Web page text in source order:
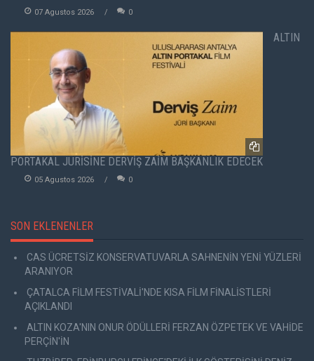
07 Agustos 2026 0
ALTIN
PORTAKAL JÜRİSİNE DERVİŞ ZAİM BAŞKANLIK EDECEK
05 Agustos 2026 0
SON EKLENENLER
CAS ÜCRETSİZ KONSERVATUVARLA SAHNENİN YENİ YÜZLERİ
ARANIYOR
ÇATALCA FİLM FESTİVALİ'NDE KISA FİLM FİNALİSTLERİ
AÇIKLANDI
ALTIN KOZA'NIN ONUR ÖDÜLLERİ FERZAN ÖZPETEK VE VAHİDE
PERÇİN'İN